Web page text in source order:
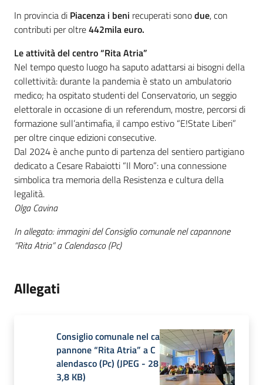
In provincia di Piacenza i beni recuperati sonodue, con
contributi per oltre442mila euro.
Le attività del centro “Rita Atria”
Nel tempo questo luogo ha saputo adattarsi ai bisogni della
collettività: durante la pandemia è stato un ambulatorio
medico; ha ospitato studenti del Conservatorio, un seggio
elettorale in occasione di un referendum, mostre, percorsi di
formazione sull’antimafia, il campo estivo “E!State Liberi”
per oltre cinque edizioni consecutive.
Dal 2024 è anche punto di partenza del sentiero partigiano
dedicato a Cesare Rabaiotti “Il Moro”: una connessione
simbolica tra memoria della Resistenza e cultura della
legalità.
Olga Cavina
In allegato: immagini del Consiglio comunale nel capannone
“Rita Atria” a Calendasco (Pc)
Allegati
Consiglio comunale nel ca
pannone “Rita Atria” a C
alendasco (Pc) (JPEG - 28
3,8 KB)